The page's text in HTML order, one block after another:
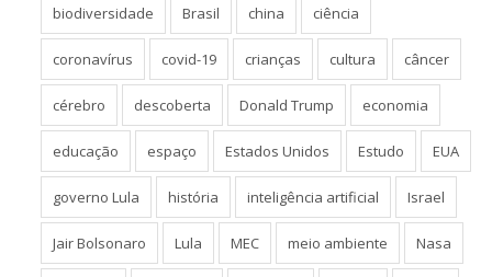
biodiversidade Brasil china ciência
coronavírus covid-19 crianças cultura câncer
cérebro descoberta Donald Trump economia
educação espaço Estados Unidos Estudo EUA
governo Lula história inteligência artificial Israel
Jair Bolsonaro Lula MEC meio ambiente Nasa